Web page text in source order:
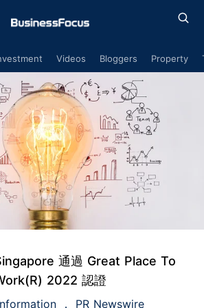
Videos Bloggers Property
通過 Great Place To
2022 認證
PR Newswire